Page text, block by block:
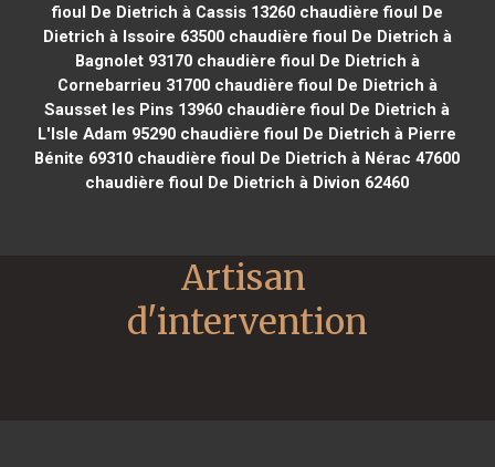
fioul De Dietrich à Cassis 13260chaudière fioul De
Dietrich à Issoire 63500chaudière fioul De Dietrich à
Bagnolet 93170chaudière fioul De Dietrich à
Cornebarrieu 31700chaudière fioul De Dietrich à
Sausset les Pins 13960 chaudière fioul De Dietrich à
L'Isle Adam 95290 chaudière fioul De Dietrich à Pierre
Bénite 69310 chaudière fioul De Dietrich à Nérac 47600
chaudière fioul De Dietrich à Divion 62460
Artisan
d'intervention